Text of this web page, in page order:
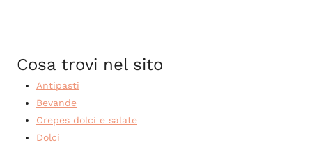
Cosa trovi nel sito
Antipasti
Bevande
Crepes dolci e salate
Dolci